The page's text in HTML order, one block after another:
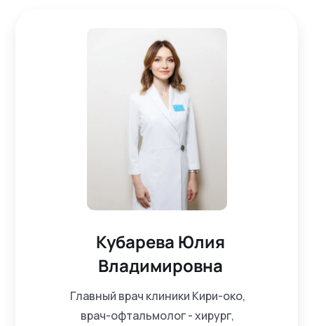
Кубарева Юлия
Владимировна
Главный врач клиники Кири-око,
врач-офтальмолог - хирург,